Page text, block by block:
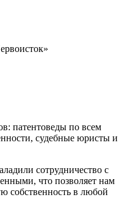
патентоведы по всем
судебные юристы и
сотрудничество с
что позволяет нам
собственность в любой